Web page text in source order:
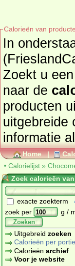
Calorieën van
In
Zoekt u
naar de
producten
uitgebreide
informatie
Home |
• Calorielijst »
Zoek calorieën van
exacte zoekterm
zoek per
g /
Zoeken
Uitgebreid zoeken
Calorieën per portie
Calorieën archief
Voor je website